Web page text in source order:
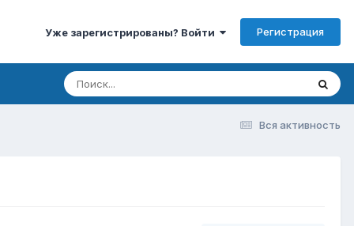
Уже зарегистрированы? Войти Регистрация
Вся активность